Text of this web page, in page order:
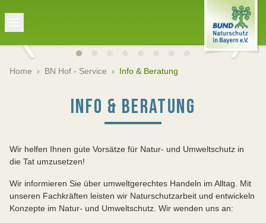
Home › BN Hof - Service › Info & Beratung
INFO & BERATUNG
Wir helfen Ihnen gute Vorsätze für Natur- und Umweltschutz in
die Tat umzusetzen!
Wir informieren Sie über umweltgerechtes Handeln im Alltag. Mit
unseren Fachkräften leisten wir Naturschutzarbeit und entwickeln
Konzepte im Natur- und Umweltschutz. Wir wenden uns an: